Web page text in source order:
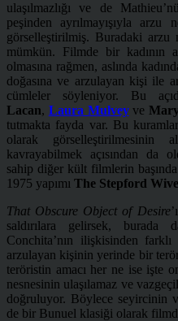
ulaşılmazlığı ve de
peşinden ayrılmayışıyla arzu
görselleştirilmiş. Buradaki arzu
mümkün. Filmde bir kadının
olmasına rağmen, aslında
doğasına ve arzulayan kişi ile
cümleler söyleniyor. Bu
Lacan, Laura Mulveyve
tutmakta fayda var. Bu
olarak görselleştirilmesinin
kavrayabilmek açısından da
sahip diğer kült filmlerin başında
1975 yapımı The Stepford
That Obscure Object of Desire
saldırılara gelirsek, burada
Conchita’nın ilişkisinden
arzulayan kişinin yerinde bir
teröristin amacı her ne ise işte
nesnesinin ulaşılamaz ve
doğruluyor. Böylece seyircinin
de bir Bunuel klasiği olarak